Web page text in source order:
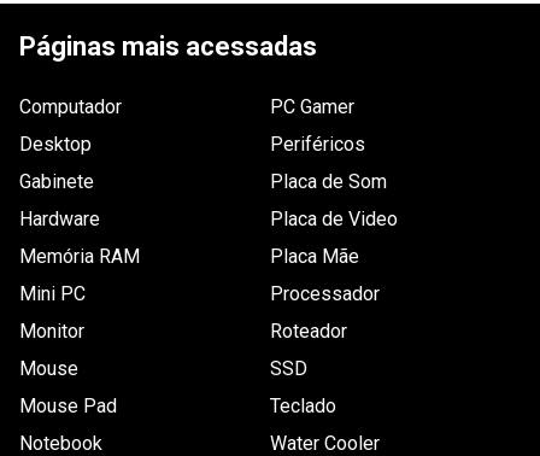
ESCREVER AVALIAÇÃO
Páginas mais acessadas
Computador
Desktop
Gabinete
Hardware
Memória RAM
Mini PC
Monitor
Mouse
Mouse Pad
Notebook
PC Gamer
Periféricos
Placa de Som
Placa de Video
Placa Mãe
Processador
Roteador
SSD
Teclado
Water Cooler